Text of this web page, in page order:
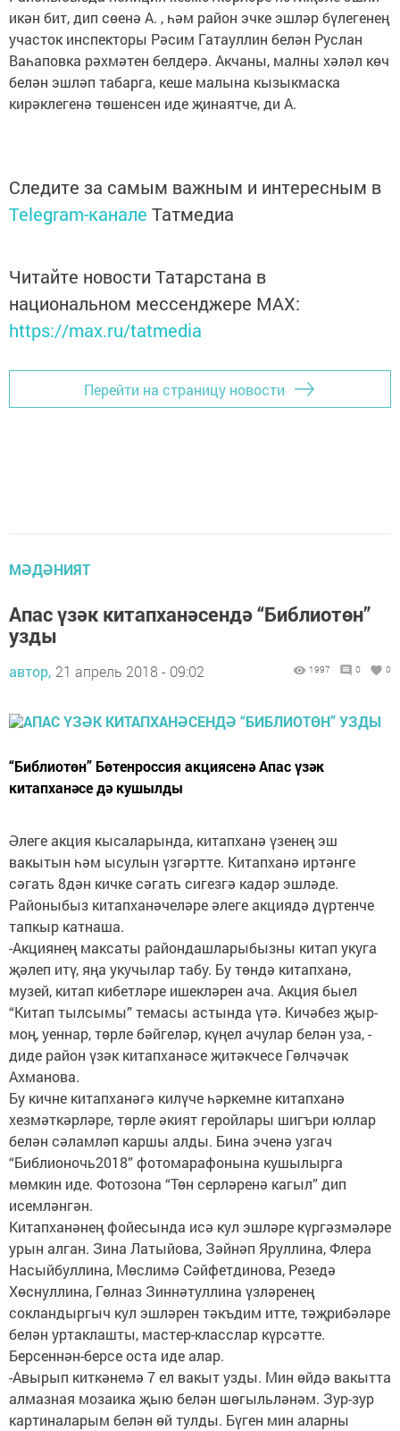
икән бит, дип сөенә А. , һәм район эчке эшләр бүлегенең
участок инспекторы Рәсим Гатауллин белән Руслан
Ваһаповка рәхмәтен белдерә. Акчаны, малны хәләл көч
белән эшләп табарга, кеше малына кызыкмаска
кирәклегенә төшенсен иде җинаятче, ди А.
Следите за самым важным и интересным в
Telegram-канале Татмедиа
Читайте новости Татарстана в
национальном мессенджере MАХ:
https://max.ru/tatmedia
Перейти на страницу новости
МӘДӘНИЯТ
Апас үзәк китапханәсендә “Библиотөн”
узды
автор, 21 апрель 2018 - 09:02 1997 0 0
“Библиотөн” Бөтенроссия акциясенә Апас үзәк
китапханәсе дә кушылды
Әлеге акция кысаларында, китапханә үзенең эш
вакытын һәм ысулын үзгәртте. Китапханә иртәнге
сәгать 8дән кичке сәгать сигезгә кадәр эшләде.
Районыбыз китапханәчеләре әлеге акциядә дүртенче
тапкыр катнаша.
-Акциянең максаты райондашларыбызны китап укуга
җәлеп итү, яңа укучылар табу. Бу төндә китапханә,
музей, китап кибетләре ишекләрен ача. Акция быел
“Китап тылсымы” темасы астында үтә. Кичәбез җыр-
моң, уеннар, төрле бәйгеләр, күңел ачулар белән уза, -
диде район үзәк китапханәсе җитәкчесе Гөлчәчәк
Ахманова.
Бу кичне китапханәгә килүче һәркемне китапханә
хезмәткәрләре, төрле әкият геройлары шигъри юллар
белән сәламләп каршы алды. Бина эченә узгач
“Библионочь2018” фотомарафонына кушылырга
мөмкин иде. Фотозона “Төн серләренә кагыл” дип
исемләнгән.
Китапханәнең фойесында исә кул эшләре күргәзмәләре
урын алган. Зина Латыйова, Зәйнәп Яруллина, Флера
Насыйбуллина, Мөслимә Сәйфетдинова, Резедә
Хөснуллина, Гөлназ Зиннәтуллина үзләренең
сокландыргыч кул эшләрен тәкъдим итте, тәҗрибәләре
белән уртаклашты, мастер-класслар күрсәтте.
Берсеннән-берсе оста иде алар.
-Авырып киткәнемә 7 ел вакыт узды. Мин өйдә вакытта
алмазная мозаика җыю белән шөгыльләнәм. Зур-зур
картиналарым белән өй тулды. Бүген мин аларны